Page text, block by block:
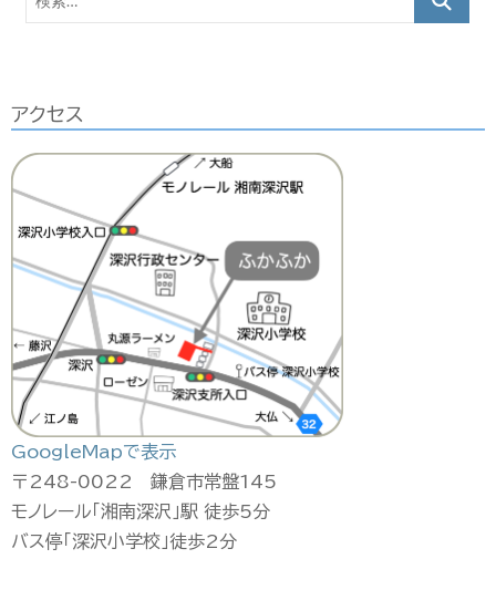
イ
索…
アクセス
GoogleMapで表示
〒248-0022 鎌倉市常盤145
モノレール「湘南深沢」駅 徒歩5分
バス停「深沢小学校」徒歩2分